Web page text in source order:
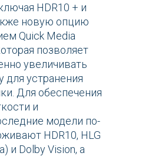
HDR10 + и
новую опцию
Quick Media
позволяет
увеличивать
для устранения
Для обеспечения
и
модели по-
HDR10, HLG
и Dolby Vision, а